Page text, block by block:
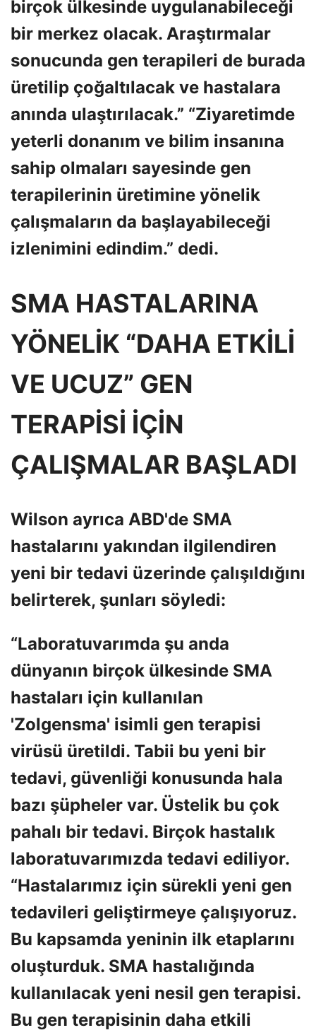
birçok ülkesinde uygulanabileceği
bir merkez olacak. Araştırmalar
sonucunda gen terapileri de burada
üretilip çoğaltılacak ve hastalara
anında ulaştırılacak.” “Ziyaretimde
yeterli donanım ve bilim insanına
sahip olmaları sayesinde gen
terapilerinin üretimine yönelik
çalışmaların da başlayabileceği
izlenimini edindim.” dedi.
SMA HASTALARINA
YÖNELİK “DAHA ETKİLİ
VE UCUZ” GEN
TERAPİSİ İÇİN
ÇALIŞMALAR BAŞLADI
Wilson ayrıca ABD'de SMA
hastalarını yakından ilgilendiren
yeni bir tedavi üzerinde çalışıldığını
belirterek, şunları söyledi:
“Laboratuvarımda şu anda
dünyanın birçok ülkesinde SMA
hastaları için kullanılan
'Zolgensma' isimli gen terapisi
virüsü üretildi. Tabii bu yeni bir
tedavi, güvenliği konusunda hala
bazı şüpheler var. Üstelik bu çok
pahalı bir tedavi. Birçok hastalık
laboratuvarımızda tedavi ediliyor.
“Hastalarımız için sürekli yeni gen
tedavileri geliştirmeye çalışıyoruz.
Bu kapsamda yeninin ilk etaplarını
oluşturduk. SMA hastalığında
kullanılacak yeni nesil gen terapisi.
Bu gen terapisinin daha etkili